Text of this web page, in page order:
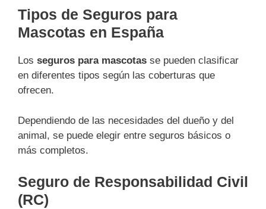
Tipos de Seguros para
Mascotas en España
Los seguros para mascotas se pueden clasificar
en diferentes tipos según las coberturas que
ofrecen.
Dependiendo de las necesidades del dueño y del
animal, se puede elegir entre seguros básicos o
más completos.
Seguro de Responsabilidad Civil
(RC)